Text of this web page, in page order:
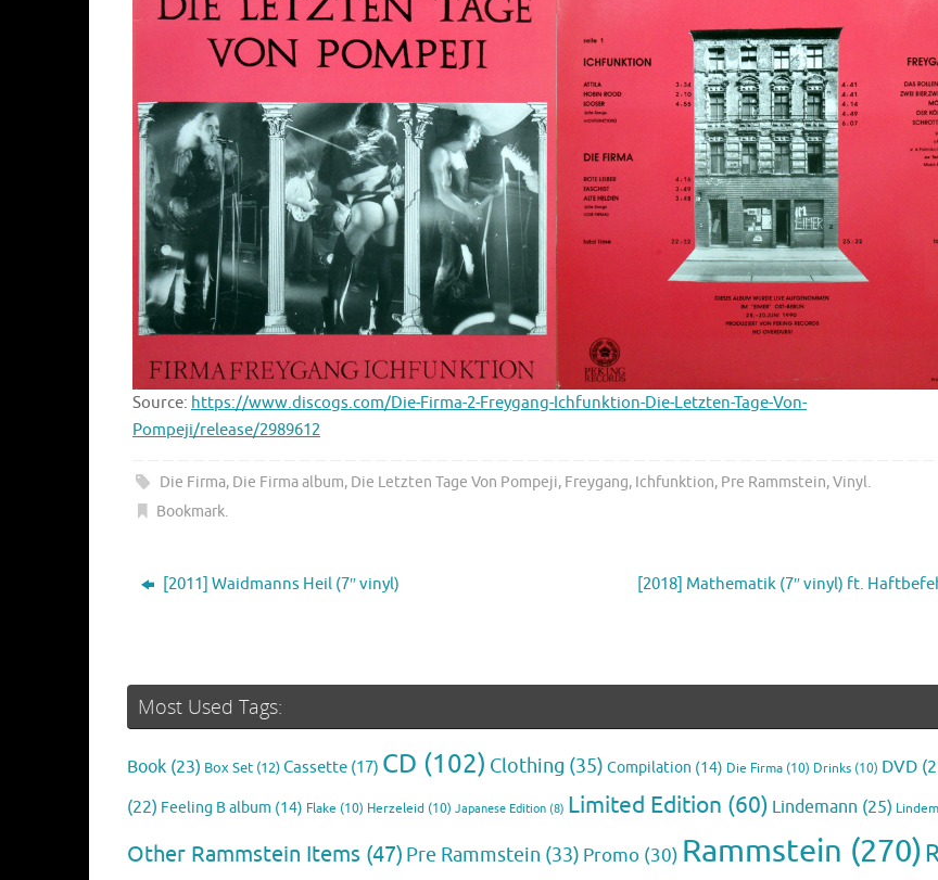
Source: https://www.discogs.com/Die-Firma-2-Freygang-Ichfunktion-Die-Letzten-Tage-Von-
Pompeji/release/2989612
Die Firma, Die Firma album, Die Letzten Tage Von Pompeji, Freygang, Ichfunktion, Pre Rammstein,Vinyl.
Bookmark.
[2011] Waidmanns Heil (7″ vinyl) [2018] Mathematik (7″ vinyl) ft.
Most Used Tags:
Book (23) Box Set (12)Cassette (17) CD (102) Clothing (35) Compilation (14) Die Firma (10) Drinks (10) DVD
(22) Feeling B album (14) Flake (10) Herzeleid (10) Japanese Edition (8) Limited Edition (60) Lindemann (25)
Other Rammstein Items (47) Pre Rammstein (33) Promo (30) Rammstein (270)